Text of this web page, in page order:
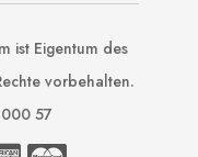
ist Eigentum des
vorbehalten.
57